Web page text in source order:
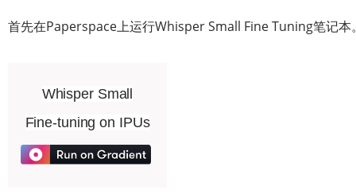
首先在Paperspace上运行Whisper Small Fine Tuning笔记本
Whisper Small
Fine-tuning on IPUs